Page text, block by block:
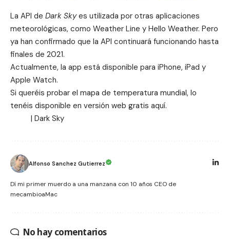
La API de Dark Skyes utilizada por otras aplicaciones
meteorológicas, como Weather Line y Hello Weather. Pero
ya han confirmado que la API continuará funcionando hasta
finales de 2021.
Actualmente, la app está disponible para iPhone, iPad y
Apple Watch.
Si queréis probar el mapa de temperatura mundial, lo
tenéis disponible en versión web gratis aquí.
| Dark Sky
Alfonso Sanchez Gutierrez
Dí mi primer muerdo a una manzana con 10 años CEO de
mecambioaMac
No hay comentarios